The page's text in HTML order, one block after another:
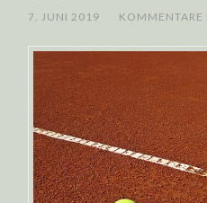
7. JUNI 2019 KOMMENTARE